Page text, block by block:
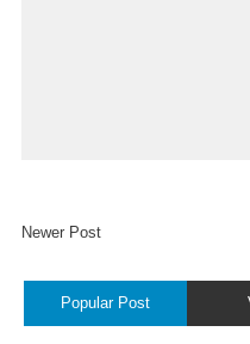
Newer Post
Popular Post